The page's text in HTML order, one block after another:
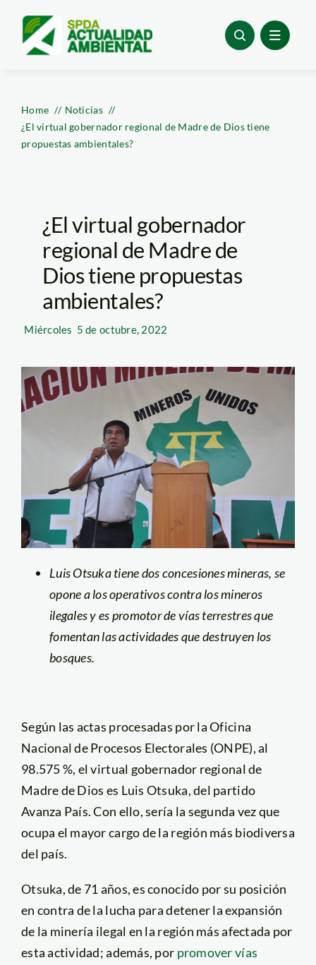
content
Home
Noticias
¿El virtual gobernador regional de Madre de Dios tiene
propuestas ambientales?
¿El virtual gobernador
regional de Madre de
Dios tiene propuestas
ambientales?
Miércoles 5 de octubre, 2022
Luis Otsuka tiene dos concesiones mineras, se
opone a los operativos contra los mineros
ilegales y es promotor de vías terrestres que
fomentan las actividades que destruyen los
bosques.
Según las actas procesadas por la Oficina
Nacional de Procesos Electorales (ONPE), al
98.575 %, el virtual gobernador regional de
Madre de Dios es Luis Otsuka, del partido
Avanza País. Con ello, sería la segunda vez que
ocupa el mayor cargo de la región más biodiversa
del país.
Otsuka, de 71 años, es conocido por su posición
en contra de la lucha para detener la expansión
de la minería ilegal en la región más afectada por
esta actividad; además, por promover vías